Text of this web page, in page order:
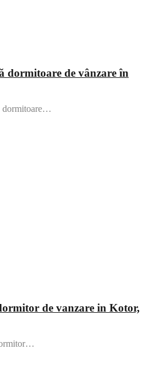
dormitoare de vânzare în
dormitoare…
de vanzare in Kotor,